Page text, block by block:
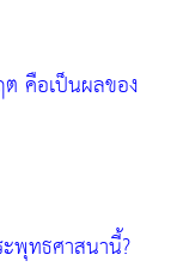
คือเป็นผลของ
พุทธศาสนานี้?